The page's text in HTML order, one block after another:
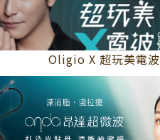
Oligio X 超玩美電波